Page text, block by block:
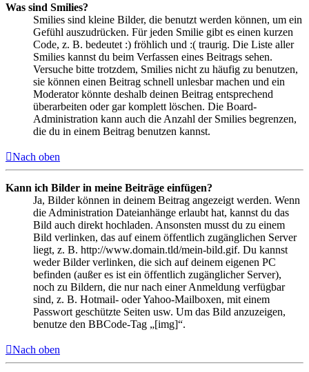
Was sind Smilies?
Smilies sind kleine Bilder, die benutzt werden können, um ein
Gefühl auszudrücken. Für jeden Smilie gibt es einen kurzen
Code, z. B. bedeutet :) fröhlich und :( traurig. Die Liste aller
Smilies kannst du beim Verfassen eines Beitrags sehen.
Versuche bitte trotzdem, Smilies nicht zu häufig zu benutzen,
sie können einen Beitrag schnell unlesbar machen und ein
Moderator könnte deshalb deinen Beitrag entsprechend
überarbeiten oder gar komplett löschen. Die Board-
Administration kann auch die Anzahl der Smilies begrenzen,
die du in einem Beitrag benutzen kannst.
Nach oben
Kann ich Bilder in meine Beiträge einfügen?
Ja, Bilder können in deinem Beitrag angezeigt werden. Wenn
die Administration Dateianhänge erlaubt hat, kannst du das
Bild auch direkt hochladen. Ansonsten musst du zu einem
Bild verlinken, das auf einem öffentlich zugänglichen Server
liegt, z. B. http://www.domain.tld/mein-bild.gif. Du kannst
weder Bilder verlinken, die sich auf deinem eigenen PC
befinden (außer es ist ein öffentlich zugänglicher Server),
noch zu Bildern, die nur nach einer Anmeldung verfügbar
sind, z. B. Hotmail- oder Yahoo-Mailboxen, mit einem
Passwort geschützte Seiten usw. Um das Bild anzuzeigen,
benutze den BBCode-Tag „[img]“.
Nach oben